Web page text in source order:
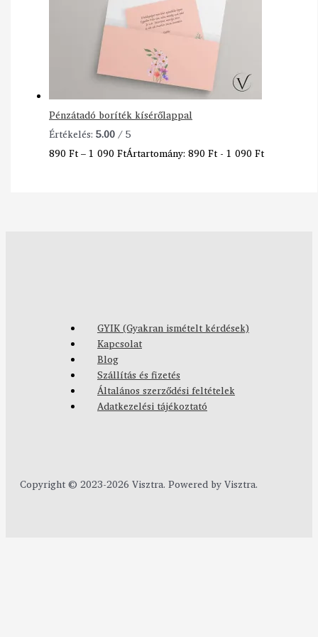
Pénzátadó boríték kísérőlappal
Értékelés:5.00/ 5
890Ft–1 090FtÁrtartomány: 890 Ft - 1 090 Ft
GYIK (Gyakran ismételt kérdések)
Kapcsolat
Blog
Szállítás és fizetés
Általános szerződési feltételek
Adatkezelési tájékoztató
Copyright © 2023-2026 Visztra. Powered by Visztra.